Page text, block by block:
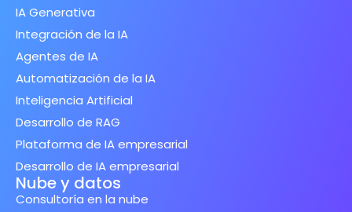
IA Generativa
Integración de la IA
Agentes de IA
Automatización de la IA
Inteligencia Artificial
Desarrollo de RAG
Plataforma de IA empresarial
Desarrollo de IA empresarial
Nube y datos
Consultoría en la nube